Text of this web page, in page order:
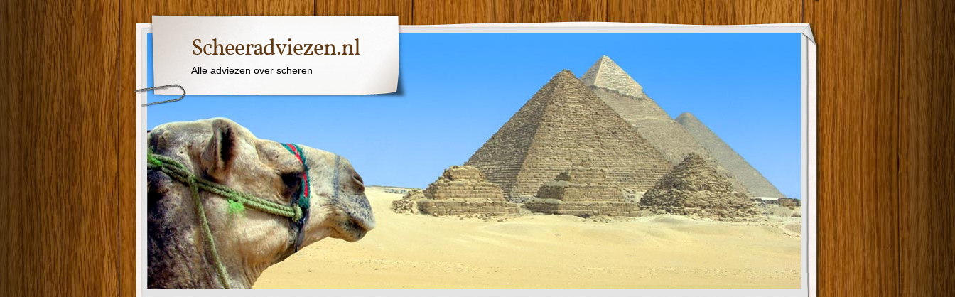
Scheeradviezen.nl
Alle adviezen over scheren